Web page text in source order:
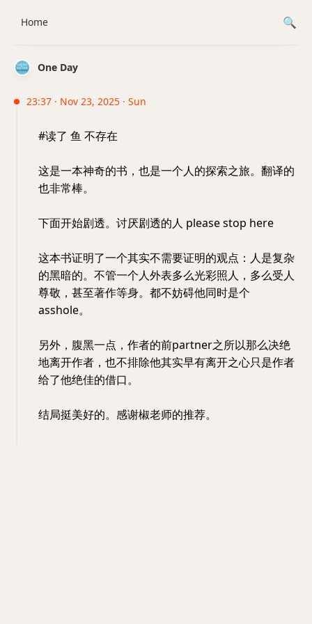
One Day
23:37 · Nov 23, 2025 · Sun
#读了 鱼 不存在
这是一本神奇的书，也是一个人的探索之旅。翻译的
也非常棒。
下面开始剧透。讨厌剧透的人 please stop here
这本书证明了一个其实不需要证明的观点：人是复杂
的黑暗的。不管一个人外表多么光彩照人，多么受人
尊敬，甚至著作等身。都不妨碍他同时是个
asshole。
另外，腹黑一点，作者的前partner之所以那么决绝
地离开作者，也不排除他其实早有离开之心只是作者
给了他绝佳的借口。
结局挺美好的。感谢椒老师的推荐。
Home